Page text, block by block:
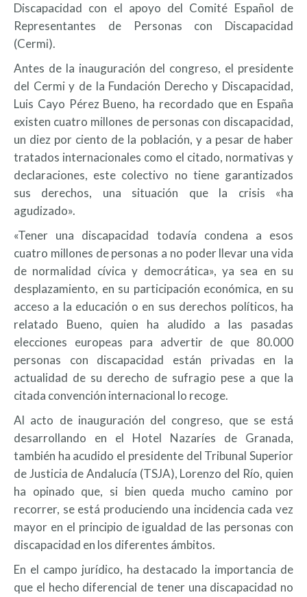
Discapacidad con el apoyo del Comité Español de
Representantes de Personas con Discapacidad
(Cermi).
Antes de la inauguración del congreso, el presidente
del Cermi y de la Fundación Derecho y Discapacidad,
Luis Cayo Pérez Bueno, ha recordado que en España
existen cuatro millones de personas con discapacidad,
un diez por ciento de la población, y a pesar de haber
tratados internacionales como el citado, normativas y
declaraciones, este colectivo no tiene garantizados
sus derechos, una situación que la crisis «ha
agudizado».
«Tener una discapacidad todavía condena a esos
cuatro millones de personas a no poder llevar una vida
de normalidad cívica y democrática», ya sea en su
desplazamiento, en su participación económica, en su
acceso a la educación o en sus derechos políticos, ha
relatado Bueno, quien ha aludido a las pasadas
elecciones europeas para advertir de que 80.000
personas con discapacidad están privadas en la
actualidad de su derecho de sufragio pese a que la
citada convención internacional lo recoge.
Al acto de inauguración del congreso, que se está
desarrollando en el Hotel Nazaríes de Granada,
también ha acudido el presidente del Tribunal Superior
de Justicia de Andalucía (TSJA), Lorenzo del Río, quien
ha opinado que, si bien queda mucho camino por
recorrer, se está produciendo una incidencia cada vez
mayor en el principio de igualdad de las personas con
discapacidad en los diferentes ámbitos.
En el campo jurídico, ha destacado la importancia de
que el hecho diferencial de tener una discapacidad no